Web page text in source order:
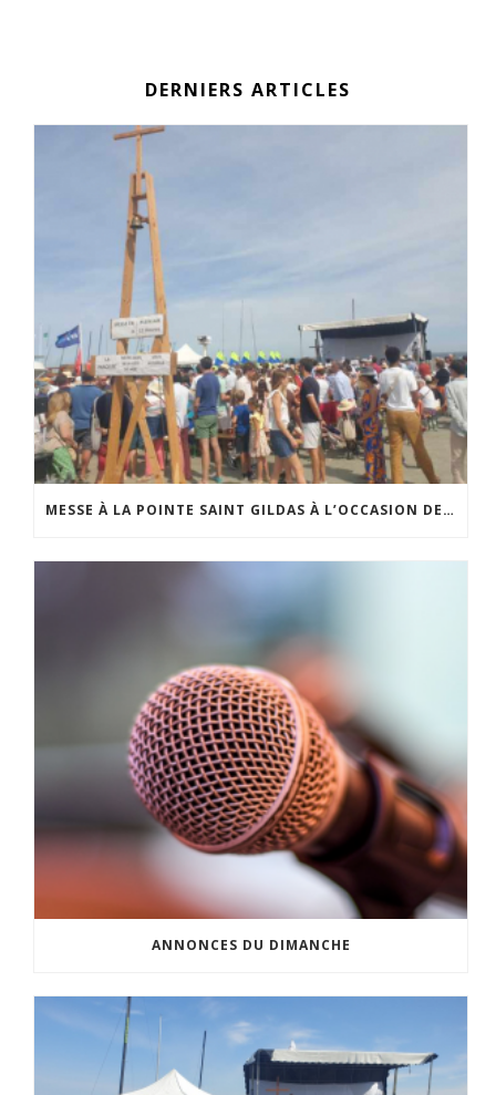
DERNIERS ARTICLES
MESSE À LA POINTE SAINT GILDAS À L’OCCASION DE LA FÊTE DE LA MER
ANNONCES DU DIMANCHE